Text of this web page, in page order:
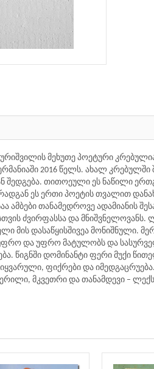
მეხუთე პოეტური
2016 წელს. ახალ
შედგება. თითოეული ეს ნაწილი
ეს ერთი პოეტის თვალით
ამბები თანამედროვე ადამიანის
ძვირფასსა და
მის დასაწყისშივეა მონიშნული.
და უფრო მატულობს და
დომინანტი ფერი მუქი
სიყვარული, ფიქრები და
მკვეთრი და თანამდევი –